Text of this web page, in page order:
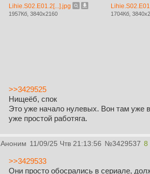
Lihie.S02.E01.2[...].jpg
1957Кб, 3840x2160 1704Кб,
>>3429525
Нищеёб, спок
Это уже начало нулевых. Вон там уже
уже простой работяга.
Аноним 11/09/25 Чтв 21:13:56 №3429537 8
>>3429533
Они просто обосрались в сериале,